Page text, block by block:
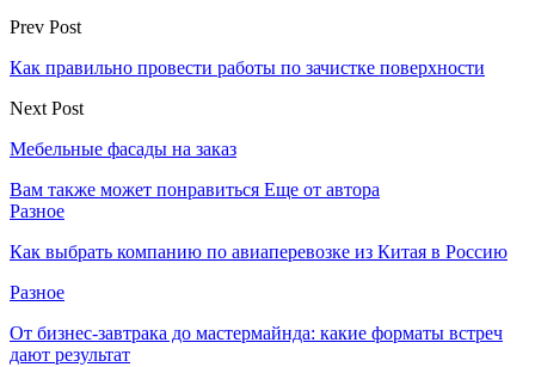
Prev Post
Как правильно провести работы по зачистке поверхности
Next Post
Мебельные фасады на заказ
Вам также может понравиться Еще от автора
Разное
Как выбрать компанию по авиаперевозке из Китая в Россию
Разное
От бизнес-завтрака до мастермайнда: какие форматы встреч
дают результат